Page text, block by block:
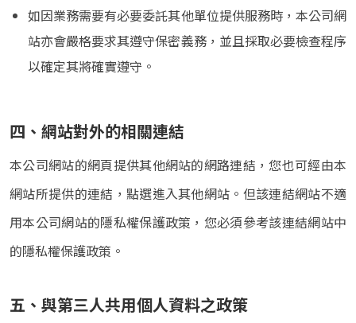
如因業務需要有必要委託其他單位提供服務時，本公司網
站亦會嚴格要求其遵守保密義務，並且採取必要檢查程序
以確定其將確實遵守。
四、網站對外的相關連結
本公司網站的網頁提供其他網站的網路連結，您也可經由本
網站所提供的連結，點選進入其他網站。但該連結網站不適
用本公司網站的隱私權保護政策，您必須參考該連結網站中
的隱私權保護政策。
五、與第三人共用個人資料之政策